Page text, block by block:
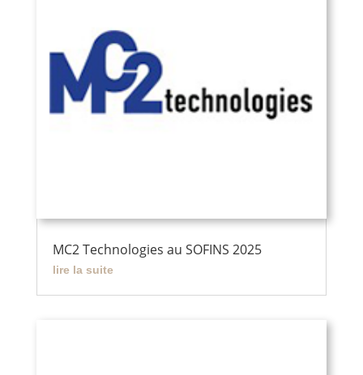
MC2 Technologies au SOFINS 2025
lire la suite